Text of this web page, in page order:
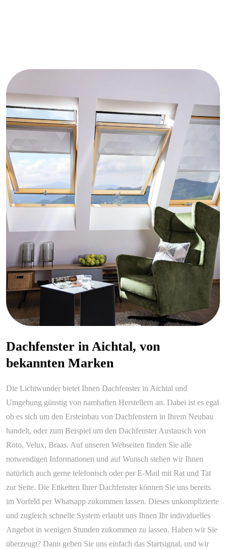
Dachfenster in Aichtal, von
bekannten Marken
Die Lichtwunder bietet Ihnen Dachfenster in Aichtal und
Umgebung günstig von namhaften Herstellern an. Dabei ist es egal
ob es sich um den Ersteinbau von Dachfenstern in Ihrem Neubau
handelt, oder zum Beispiel um den Dachfenster Austausch von
Roto, Velux, Braas. Auf unseren Webseiten finden Sie alle
notwendigen Informationen und auf Wunsch stehen wir Ihnen
natürlich auch gerne telefonisch oder per E-Mail mit Rat und Tat
zur Seite. Die Etiketten Ihrer Dachfenster können Sie uns bereits
im Vorfeld per Whatsapp zukommen lassen. Dieses unkomplizierte
und zugleich schnelle System erlaubt uns Ihnen Ihr individuelles
Angebot in wenigen Stunden zukommen zu lassen. Haben wir Sie
überzeugt? Dann geben Sie uns einfach das Startsignal, und wir